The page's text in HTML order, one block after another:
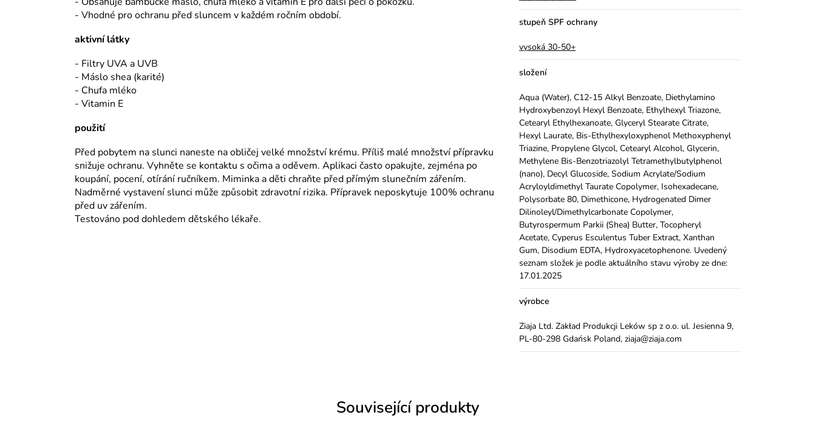
- Vhodné pro ochranu před sluncem v každém ročním období.
aktivní látky
- Filtry UVA a UVB
- Máslo shea (karité)
- Chufa mléko
- Vitamin E
použití
Před pobytem na slunci naneste na obličej velké množství krému. Příliš malé množství přípravku
snižuje ochranu. Vyhněte se kontaktu s očima a oděvem. Aplikaci často opakujte, zejména po
koupání, pocení, otírání ručníkem. Miminka a děti chraňte před přímým slunečním zářením.
Nadměrné vystavení slunci může způsobit zdravotní rizika. Přípravek neposkytuje 100% ochranu
před uv zářením.
Testováno pod dohledem dětského lékaře.
stupeň SPF ochrany
vysoká 30-50+
složení
Aqua (Water), C12-15 Alkyl Benzoate, Diethylamino
Hydroxybenzoyl Hexyl Benzoate, Ethylhexyl Triazone,
Cetearyl Ethylhexanoate, Glyceryl Stearate Citrate,
Hexyl Laurate, Bis-Ethylhexyloxyphenol Methoxyphenyl
Triazine, Propylene Glycol, Cetearyl Alcohol, Glycerin,
Methylene Bis-Benzotriazolyl Tetramethylbutylphenol
(nano), Decyl Glucoside, Sodium Acrylate/Sodium
Acryloyldimethyl Taurate Copolymer, Isohexadecane,
Polysorbate 80, Dimethicone, Hydrogenated Dimer
Dilinoleyl/Dimethylcarbonate Copolymer,
Butyrospermum Parkii (Shea) Butter, Tocopheryl
Acetate, Cyperus Esculentus Tuber Extract, Xanthan
Gum, Disodium EDTA, Hydroxyacetophenone. Uvedený
seznam složek je podle aktuálního stavu výroby ze dne:
17.01.2025
výrobce
Ziaja Ltd. Zakład Produkcji Leków sp z o.o. ul. Jesienna 9,
PL-80-298 Gdańsk Poland, ziaja@ziaja.com
Související produkty